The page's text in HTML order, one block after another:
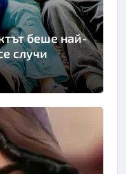
беше най-
случи